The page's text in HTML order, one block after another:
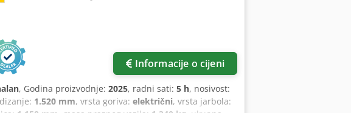
Informacije o cijeni
, Godina proizvodnje: 2025, radni sati: 5 h, nosivost:
1.520 mm, vrsta goriva: električni, vrsta jarbola: